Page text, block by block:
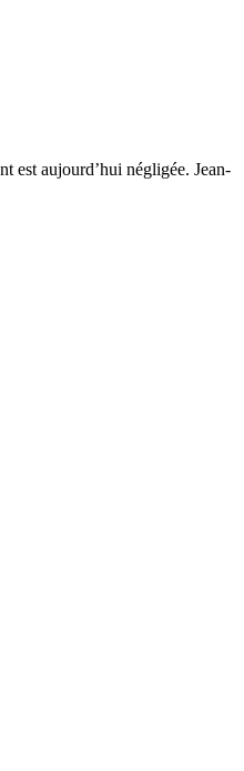
est aujourd’hui négligée. Jean-